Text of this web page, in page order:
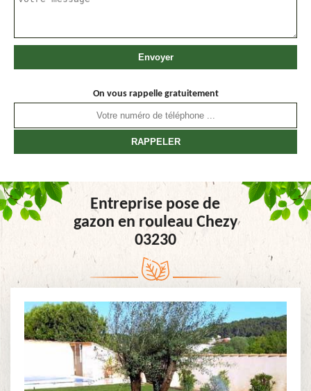
On vous rappelle gratuitement
Entreprise pose de
gazon en rouleau Chezy
03230